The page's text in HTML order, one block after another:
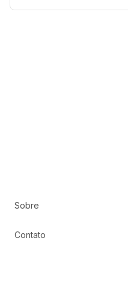
Sobre
Contato